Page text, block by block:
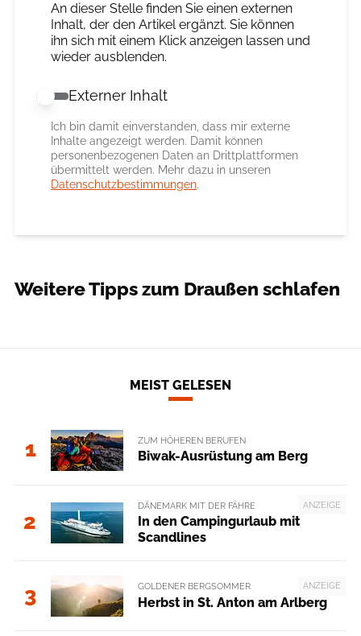
An dieser Stelle finden Sie einen externen
Inhalt, der den Artikel ergänzt. Sie können
ihn sich mit einem Klick anzeigen lassen und
wieder ausblenden.
Externer Inhalt erlauben
Externer Inhalt
Ich bin damit einverstanden, dass mir externe
Inhalte angezeigt werden. Damit können
personenbezogenen Daten an Drittplattformen
übermittelt werden. Mehr dazu in unseren
Datenschutzbestimmungen.
Weitere Tipps zum Draußen schlafen
MEIST GELESEN
1 ZUM HÖHEREN BERUFEN
Biwak-Ausrüstung am Berg
2
ANZEIGE
DÄNEMARK MIT DER FÄHRE
In den Campingurlaub mit
Scandlines
3 ANZEIGE
GOLDENER BERGSOMMER
Herbst in St. Anton am Arlberg